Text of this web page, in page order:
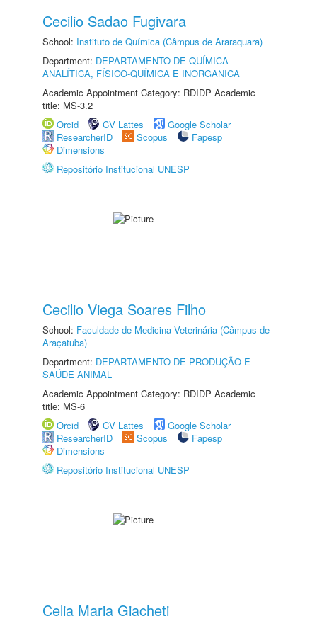
Cecilio Sadao Fugivara
School: Instituto de Química (Câmpus de Araraquara)
Department: DEPARTAMENTO DE QUÍMICA
ANALÍTICA, FÍSICO-QUÍMICA E INORGÂNICA
Academic Appointment Category: RDIDP Academic
title: MS-3.2
Orcid
CV Lattes
Google Scholar
ResearcherID
Scopus
Fapesp
Dimensions
Repositório Institucional UNESP
Cecilio Viega Soares Filho
School: Faculdade de Medicina Veterinária (Câmpus de
Araçatuba)
Department: DEPARTAMENTO DE PRODUÇÃO E
SAÚDE ANIMAL
Academic Appointment Category: RDIDP Academic
title: MS-6
Orcid
CV Lattes
Google Scholar
ResearcherID
Scopus
Fapesp
Dimensions
Repositório Institucional UNESP
Celia Maria Giacheti